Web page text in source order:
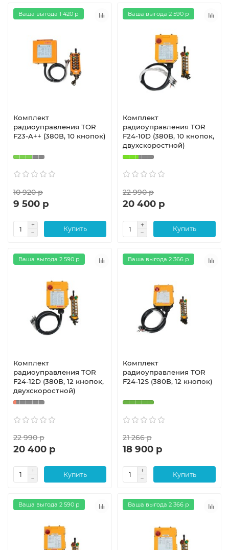
Ваша выгода 1 420 р
Комплект
радиоуправления TOR
F23-A++ (380В, 10 кнопок)
10 920 р
9 500 р
Купить
Ваша выгода 2 590 р
Комплект
радиоуправления TOR
F24-10D (380В, 10 кнопок,
двухскоростной)
22 990 р
20 400 р
Купить
Ваша выгода 2 590 р
Комплект
радиоуправления TOR
F24-12D (380В, 12 кнопок,
двухскоростной)
22 990 р
20 400 р
Купить
Ваша выгода 2 366 р
Комплект
радиоуправления TOR
F24-12S (380В, 12 кнопок)
21 266 р
18 900 р
Купить
Ваша выгода 2 590 р Ваша выгода 2 366 р